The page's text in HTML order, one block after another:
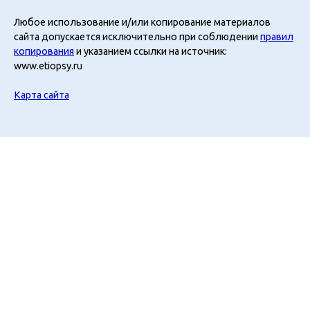
Любое использование и/или копирование материалов
сайта допускается исключительно при соблюденииправил
копирования и указанием ссылки на источник:
www.etiopsy.ru
Карта сайта